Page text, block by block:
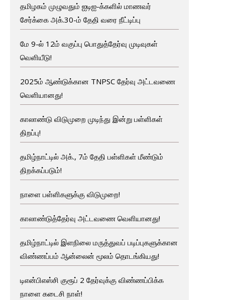
தமிழகம் முழுவதும் ஐடிஐ-க்களில் மாணவர்
சேர்க்கை அக்.30-ம் தேதி வரை நீட்டிப்பு
மே 9-ல் 12ம் வகுப்பு பொதுத்தேர்வு முடிவுகள்
வெளியீடு!
2025ம் ஆண்டுக்கான TNPSC தேர்வு அட்டவணை
வெளியானது!
காலாண்டு விடுமுறை முடிந்து இன்று பள்ளிகள்
திறப்பு!
தமிழ்நாட்டில் அக்., 7ம் தேதி பள்ளிகள் மீண்டும்
திறக்கப்படும்!
நாளை பள்ளிகளுக்கு விடுமுறை!
காலாண்டுத்தேர்வு அட்டவணை வெளியானது!
தமிழ்நாட்டில் இளநிலை மருத்துவப் படிப்புகளுக்கான
விண்ணப்பம் ஆன்லைன் மூலம் தொடங்கியது!
டிஎன்பிஎஸ்சி குரூப் 2 தேர்வுக்கு விண்ணப்பிக்க
நாளை கடைசி நாள்!